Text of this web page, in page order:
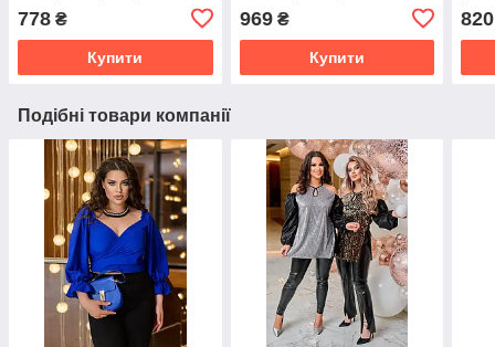
778 ₴
Купити
969₴
Купити
820
Подібні товари компанії